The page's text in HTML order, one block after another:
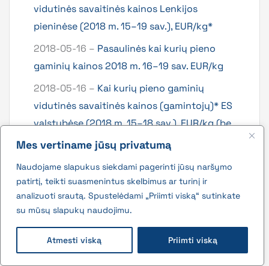
Mes vertiname jūsų privatumą
Naudojame slapukus siekdami pagerinti jūsų naršymo
patirtį, teikti suasmenintus skelbimus ar turinį ir
analizuoti srautą. Spustelėdami „Priimti viską“ sutinkate
su mūsų slapukų naudojimu.
Atmesti viską Priimti viską
vidutinės savaitinės kainos Lenkijos
pieninėse (2018 m. 15–19 sav.), EUR/kg*
2018-05-16 – Pasaulinės kai kurių pieno
gaminių kainos 2018 m. 16–19 sav. EUR/kg
2018-05-16 – Kai kurių pieno gaminių
vidutinės savaitinės kainos (gamintojų)* ES
valstybėse (2018 m. 15–18 sav.), EUR/kg (be
PVM)
2018-05-14 –Pasaulinės kai kurių pieno
gaminių kainos 2018 m. 14–18 sav. EUR/kg
2018-05-11 –Kai kurių pieno gaminių kainos
EUR/kg*